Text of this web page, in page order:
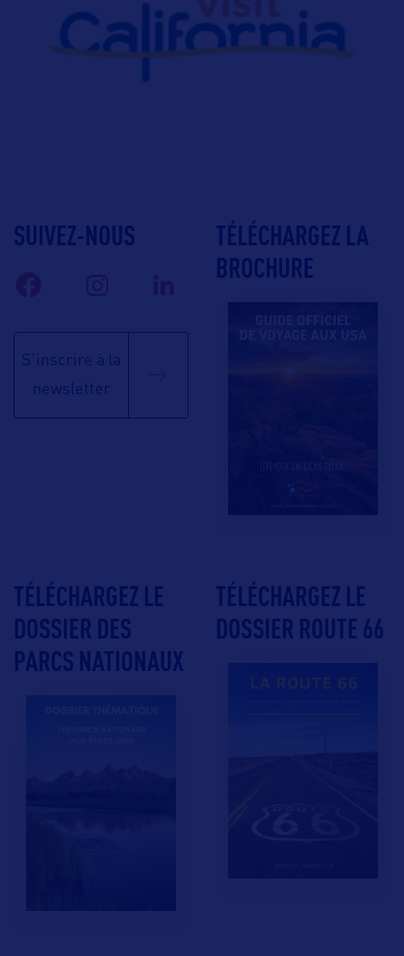
SUIVEZ-NOUS
S'inscrire à la
newsletter
TÉLÉCHARGEZ LA
BROCHURE
TÉLÉCHARGEZ LE
DOSSIER DES
PARCS NATIONAUX
TÉLÉCHARGEZ LE
DOSSIER ROUTE 66